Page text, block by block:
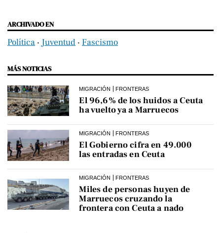
ARCHIVADO EN
Política ‧ Juventud ‧ Fascismo
MÁS NOTICIAS
MIGRACIÓN FRONTERAS
El 96,6% de los huidos a Ceuta
ha vuelto ya a Marruecos
MIGRACIÓN FRONTERAS
El Gobierno cifra en 49.000
las entradas en Ceuta
MIGRACIÓN FRONTERAS
Miles de personas huyen de
Marruecos cruzando la
frontera con Ceuta a nado